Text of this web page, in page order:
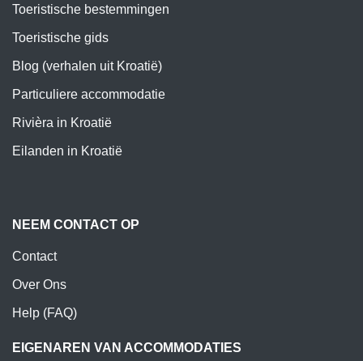
Toeristische bestemmingen
Toeristische gids
Blog (verhalen uit Kroatië)
Particuliere accommodatie
Rivièra in Kroatië
Eilanden in Kroatië
NEEM CONTACT OP
Contact
Over Ons
Help (FAQ)
EIGENAREN VAN ACCOMMODATIES